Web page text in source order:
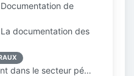
Documentation de
La documentation des
dans le secteur pé…